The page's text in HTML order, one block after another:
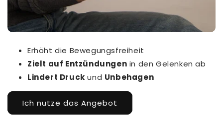
Erhöht die Bewegungsfreiheit
Zielt auf Entzündungen in den Gelenken ab
Lindert Druck und Unbehagen
Ich nutze das Angebot